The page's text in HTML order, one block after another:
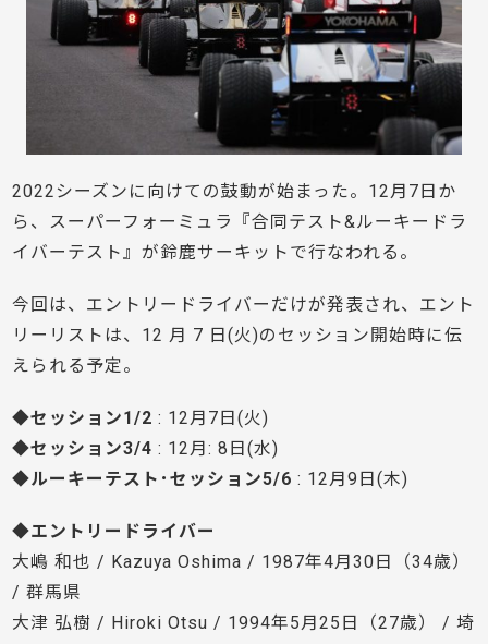
2022シーズンに向けての鼓動が始まった。12月7日か
ら、スーパーフォーミュラ『合同テスト&ルーキードラ
イバーテスト』が鈴鹿サーキットで行なわれる。
今回は、エントリードライバーだけが発表され、エント
リーリストは、12 ⽉ 7 ⽇(⽕)のセッション開始時に伝
えられる予定。
◆セッション1/2 : 12月7日(火)
◆セッション3/4 : 12月: 8日(水)
◆ルーキーテスト･セッション5/6 : 12月9日(木)
◆エントリードライバー
大嶋 和也 / Kazuya Oshima / 1987年4月30日（34歳）
/ 群馬県
大津 弘樹 / Hiroki Otsu / 1994年5月25日（27歳） / 埼